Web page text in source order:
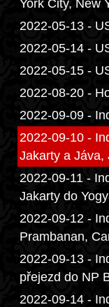
York City, New
2022-05-13 -
2022-05-14 -
2022-05-15 -
2022-08-20 -
2022-09-09 -
2022-09-10 -
Jakarty a Jáva,
2022-09-11 -
Jakarty do
2022-09-12 -
Prambanan,
2022-09-13 -
přejezd do NP
2022-09-14 -